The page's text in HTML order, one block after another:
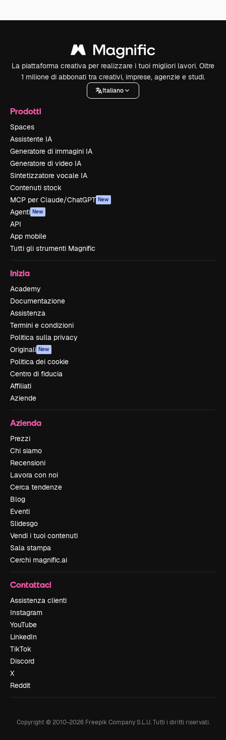
La piattaforma creativa per realizzare i tuoi migliori lavori. Oltre
1 milione di abbonati tra creativi, imprese, agenzie e studi.
Italiano
Prodotti
Spaces
Assistente IA
Generatore di immagini IA
Generatore di video IA
Sintetizzatore vocale IA
Contenuti stock
MCP per Claude/ChatGPT New
Agenti New
API
App mobile
Tutti gli strumenti Magnific
Inizia
Academy
Documentazione
Assistenza
Termini e condizioni
Politica sulla privacy
Originali New
Politica dei cookie
Centro di fiducia
Affiliati
Aziende
Azienda
Prezzi
Chi siamo
Recensioni
Lavora con noi
Cerca tendenze
Blog
Eventi
Slidesgo
Vendi i tuoi contenuti
Sala stampa
Cerchi magnific.ai
Contattaci
Assistenza clienti
Instagram
YouTube
LinkedIn
TikTok
Discord
X
Reddit
Copyright © 2010-2026Freepik Company S.L.U. Tutti i diritti riservati.